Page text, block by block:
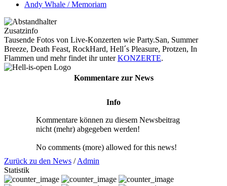
Andy Whale / Memoriam
Zusatzinfo
Tausende Fotos von Live-Konzerten wie Party.San, Summer
Breeze, Death Feast, RockHard, Hell´s Pleasure, Protzen, In
Flammen und mehr findet ihr unterKONZERTE.
Kommentare zur News
Info
Kommentare können zu diesem Newsbeitrag
nicht (mehr) abgegeben werden!
No comments (more) allowed for this news!
Zurück zu den News /Admin
Statistik